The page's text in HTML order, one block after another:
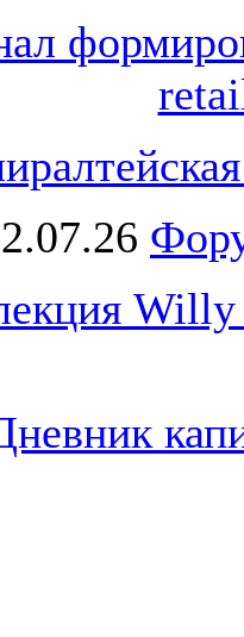
Willy